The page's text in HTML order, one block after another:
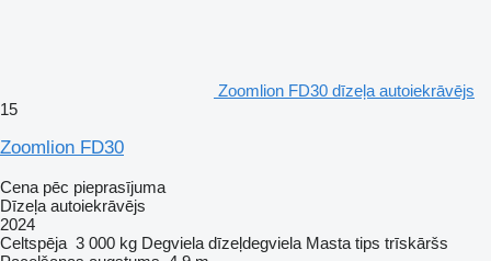
Zoomlion FD30 dīzeļa autoiekrāvējs
15
Zoomlion FD30
Cena pēc pieprasījuma
Dīzeļa autoiekrāvējs
2024
Celtspēja 3 000 kg Degviela dīzeļdegviela Masta tips trīskāršs